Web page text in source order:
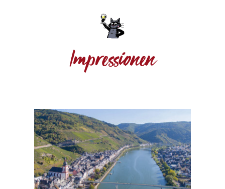
Impressionen